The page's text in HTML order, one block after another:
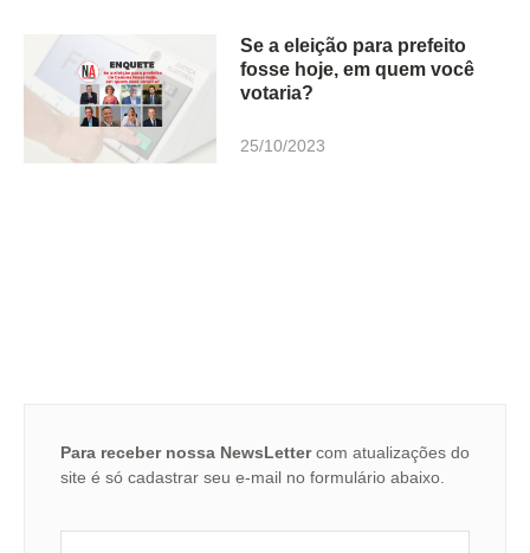
Se a eleição para prefeito
fosse hoje, em quem você
votaria?
25/10/2023
Para receber nossa NewsLettercom atualizações do
site é só cadastrar seu e-mail no formulário abaixo.